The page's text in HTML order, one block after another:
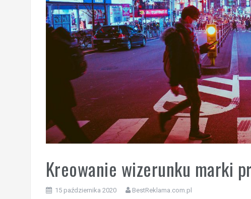
Kreowanie wizerunku marki
15 października 2020 BestReklama.com.pl